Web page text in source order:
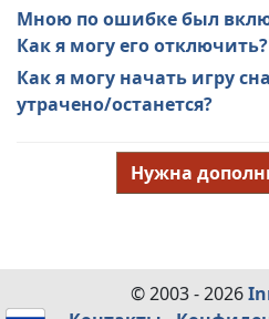
Мною по ошибке был
Как я могу его отключить?
Как я могу начать игру
утрачено/останется?
Нужна
© 2003 - 2026